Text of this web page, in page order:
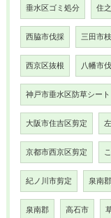
垂水区ゴミ処分 住
西脇市伐採 三田市
西京区抜根 八幡市
神戸市垂水区防草シート
大阪市住吉区剪定
京都市西京区剪定
紀ノ川市剪定 泉南
泉南郡 高石市